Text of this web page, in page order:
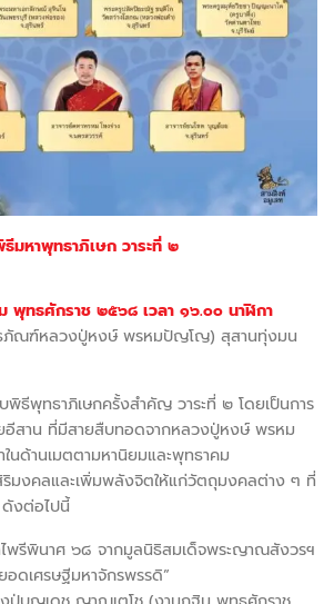
มหาพุทธาภิเษก วาระที่ ๒
พุทธศักราช ๒๕๖๘ เวลา ๑๖.๐๐ นาฬิกา
ภัณฑ์หลวงปู่หงษ์ พรหมปัญโญ) สุสานทุ่งมน
พิธีพุทธาภิเษกครั้งสำคัญ วาระที่ ๒ โดยเป็นการ
ยอีสาน ที่มีสายสืบทอดจากหลวงปู่หงษ์ พรหม
ด้านเมตตามหานิยมและพุทธาคม
ริมงคลและเพิ่มพลังจิตให้แก่วัตถุมงคลต่าง ๆ ที่
ดังต่อไปนี้
ไพรีพินาศ ๖๘ จากมูลนิธิสมเด็จพระญาณสังวรฯ
ดเศรษฐีมหาจักรพรรดิ”